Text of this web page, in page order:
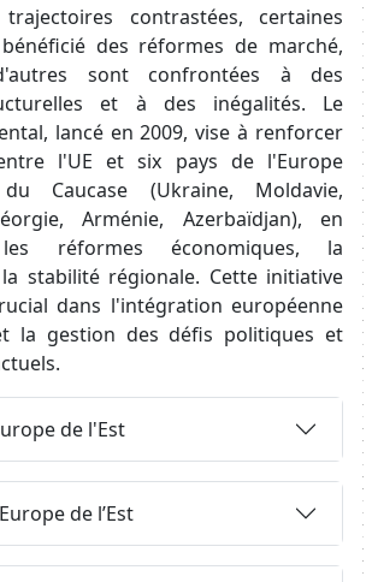
contrastées, certaines
des réformes de marché,
sont confrontées à des
et à des inégalités. Le
lancé en 2009, vise à renforcer
l'UE et six pays de l'Europe
Caucase (Ukraine, Moldavie,
Arménie, Azerbaïdjan), en
réformes économiques, la
stabilité régionale. Cette initiative
dans l'intégration européenne
la gestion des défis politiques et
de l'Est
de l’Est